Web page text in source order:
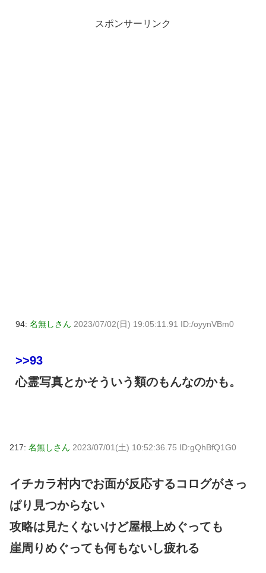
スポンサーリンク
94: 名無しさん 2023/07/02(日) 19:05:11.91 ID:/oyynVBm0
>>93
心霊写真とかそういう類のもんなのかも。
217: 名無しさん 2023/07/01(土) 10:52:36.75 ID:gQhBfQ1G0
イチカラ村内でお面が反応するコログがさっ
ぱり見つからない
攻略は見たくないけど屋根上めぐっても
崖周りめぐっても何もないし疲れる